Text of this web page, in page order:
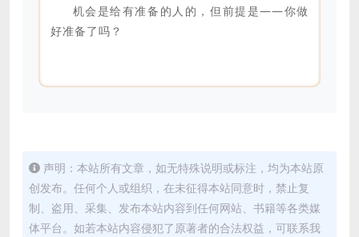
机会是给有准备的人的，但前提是——你做
好准备了吗？
声明：本站所有文章，如无特殊说明或标注，均为本站原
创发布。任何个人或组织，在未征得本站同意时，禁止复
制、盗用、采集、发布本站内容到任何网站、书籍等各类媒
体平台。如若本站内容侵犯了原著者的合法权益，可联系我